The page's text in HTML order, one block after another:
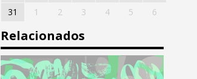
31
1 2 3 4 5 6
Relacionados